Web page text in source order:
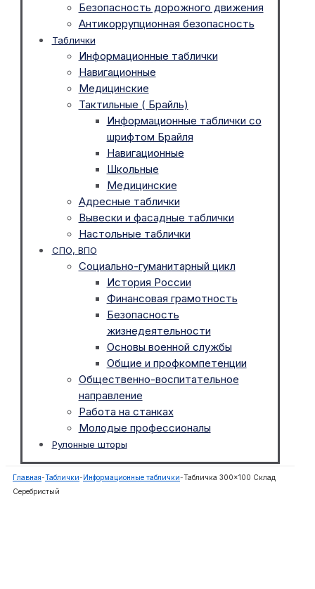
Безопасность дорожного движения
Антикоррупционная безопасность
Таблички
Информационные таблички
Навигационные
Медицинские
Тактильные ( Брайль)
Информационные таблички со
шрифтом Брайля
Навигационные
Школьные
Медицинские
Адресные таблички
Вывески и фасадные таблички
Настольные таблички
СПО, ВПО
Социально-гуманитарный цикл
История России
Финансовая грамотность
Безопасность
жизнедеятельности
Основы военной службы
Общие и профкомпетенции
Общественно-воспитательное
направление
Работа на станках
Молодые профессионалы
Рулонные шторы
Главная-Таблички- Информационные таблички-Табличка 300×100 Склад
Серебристый